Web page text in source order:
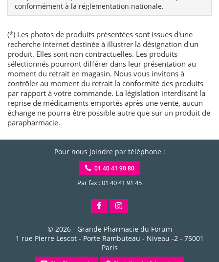
conformément à la réglementation nationale.
(*) Les photos de produits présentées sont issues d'une
recherche internet destinée à illustrer la désignation d'un
produit. Elles sont non contractuelles. Les produits
sélectionnés pourront différer dans leur présentation au
moment du retrait en magasin. Nous vous invitons à
contrôler au moment du retrait la conformité des produits
par rapport à votre commande. La législation interdisant la
reprise de médicaments emportés après une vente, aucun
échange ne pourra être possible autre que sur un produit de
parapharmacie.
Pour nous joindre par téléphone :
01 40 41 90 80
Par fax : 01 40 41 91 45
© 2026 - Grande Pharmacie du Forum
1 rue Pierre Lescot - Porte Rambuteau - Niveau -2- 75001
Paris